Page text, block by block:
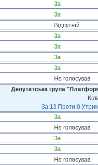
За
За
Відсутній
За
За
За
За
Не голосував
Депутатська група
За:13 Проти:0
За
Не голосував
За
За
Не голосував